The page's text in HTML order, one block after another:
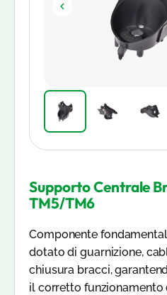
Supporto Centrale
TM5/TM6
Componente
dotato di guarnizione,
chiusura bracci,
il corretto funzionamento